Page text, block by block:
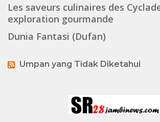
Les saveurs culinaires des
exploration gourmande
Dunia Fantasi (Dufan)
Umpan yang Tidak Diketahui